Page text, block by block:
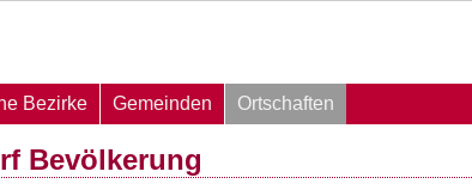
Bezirke Gemeinden
Ortschaften
Bevölkerung